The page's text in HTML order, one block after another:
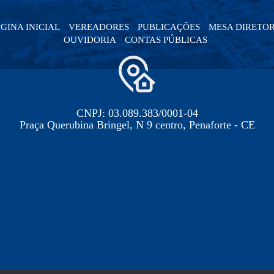
INICIAL VEREADORES PUBLICAÇÕES
MESA
OUVIDORIA
CONTAS PÚBLICAS
CNPJ: 03.089.383/0001-04
Praça Querubina Bringel, N 9 centro, Penaforte - CE